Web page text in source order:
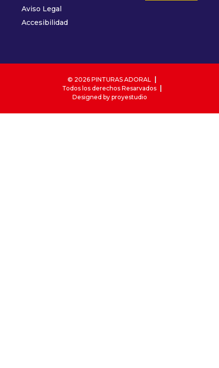
Aviso Legal
Accesibilidad
© 2026 PINTURAS ADORAL
Todos los derechos Resarvados
Designed by proyestudio